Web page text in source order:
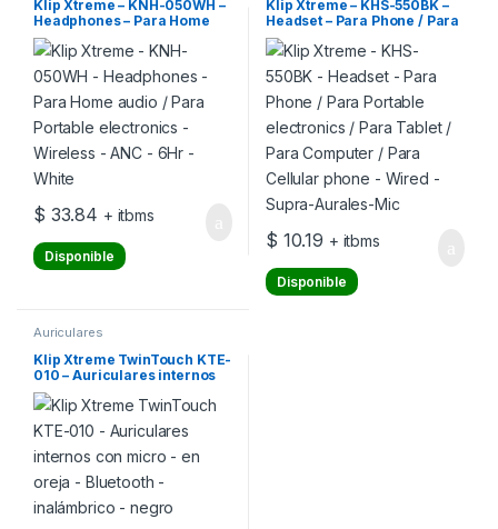
Klip Xtreme – KNH-050WH –
Headphones – Para Home
audio / Para Portable
electronics – Wireless – ANC
– 6Hr – White
$ 33.84 + itbms
Disponible
Klip Xtreme – KHS-550BK –
Headset – Para Phone / Para
Portable electronics / Para
Tablet / Para Computer /
Para Cellular phone – Wired
– Supra-Aurales-Mic
$ 10.19 + itbms
Disponible
Auriculares
Klip Xtreme TwinTouch KTE-
010 – Auriculares internos
con micro – en oreja –
Bluetooth – inalámbrico –
negro